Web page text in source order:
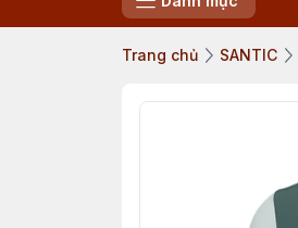
Trang chủ SANTIC